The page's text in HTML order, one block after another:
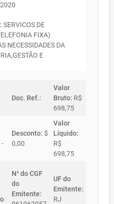
SERVICOS DE
FIXA)
NECESSIDADES DA
E
Doc. Ref.:
Valor
Bruto: R$
698,75
-
Desconto: $
0,00
Valor
Líquido:
R$
698,75
N° do CGF
do
Emitente:
UF do
Emitente:
RJ